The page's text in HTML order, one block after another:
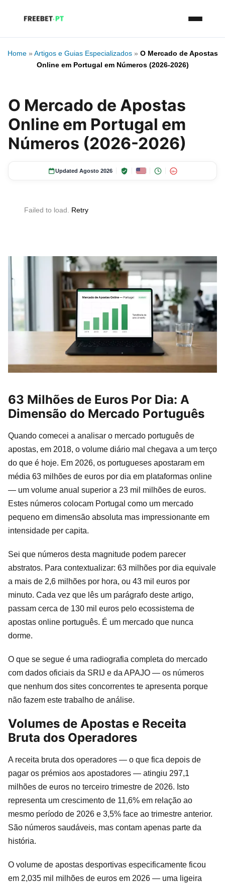
Home» Artigos e Guias Especializados» O Mercado de Apostas
Online em Portugal em Números (2026-2026)
O Mercado de Apostas
Online em Portugal em
Números (2026-2026)
Updated Agosto 2026 18+
Failed to load. Retry
63 Milhões de Euros Por Dia: A
Dimensão do Mercado Português
Quando comecei a analisar o mercado português de
apostas, em 2018, o volume diário mal chegava a um terço
do que é hoje. Em 2026, os portugueses apostaram em
média 63 milhões de euros por dia em plataformas online
— um volume anual superior a 23 mil milhões de euros.
Estes números colocam Portugal como um mercado
pequeno em dimensão absoluta mas impressionante em
intensidade per capita.
Sei que números desta magnitude podem parecer
abstratos. Para contextualizar: 63 milhões por dia equivale
a mais de 2,6 milhões por hora, ou 43 mil euros por
minuto. Cada vez que lês um parágrafo deste artigo,
passam cerca de 130 mil euros pelo ecossistema de
apostas online português. É um mercado que nunca
dorme.
O que se segue é uma radiografia completa do mercado
com dados oficiais da SRIJ e da APAJO — os números
que nenhum dos sites concorrentes te apresenta porque
não fazem este trabalho de análise.
Volumes de Apostas e Receita
Bruta dos Operadores
A receita bruta dos operadores — o que fica depois de
pagar os prémios aos apostadores — atingiu 297,1
milhões de euros no terceiro trimestre de 2026. Isto
representa um crescimento de 11,6% em relação ao
mesmo período de 2026 e 3,5% face ao trimestre anterior.
São números saudáveis, mas contam apenas parte da
história.
O volume de apostas desportivas especificamente ficou
em 2,035 mil milhões de euros em 2026 — uma ligeira